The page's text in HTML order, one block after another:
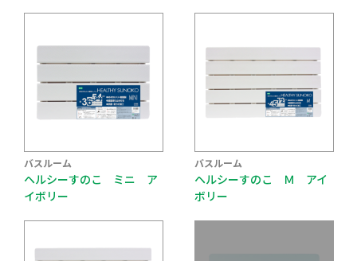
バスルーム
ヘルシーすのこ ミニ ア
イボリー
バスルーム
ヘルシーすのこ Ｍ アイ
ボリー